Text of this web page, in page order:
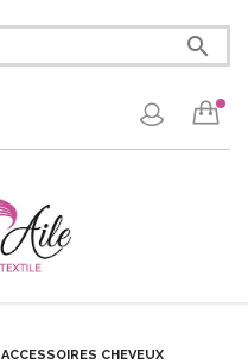

ACCESSOIRES CHEVEUX